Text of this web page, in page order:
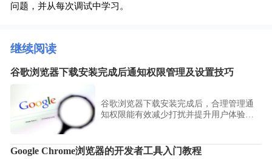
问题，并从每次调试中学习。
继续阅读
谷歌浏览器下载安装完成后通知权限管理及设置技巧
谷歌浏览器下载安装完成后，合理管理通
知权限能有效减少打扰并提升用户体验。
境。
Google Chrome浏览器的开发者工具入门教程